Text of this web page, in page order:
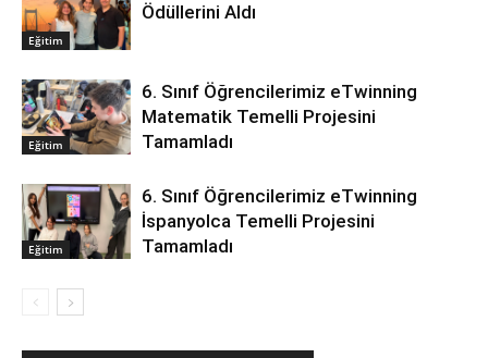
Eğitim
Ödüllerini Aldı
Eğitim
6. Sınıf Öğrencilerimiz eTwinning
Matematik Temelli Projesini
Tamamladı
Eğitim
6. Sınıf Öğrencilerimiz eTwinning
İspanyolca Temelli Projesini
Tamamladı